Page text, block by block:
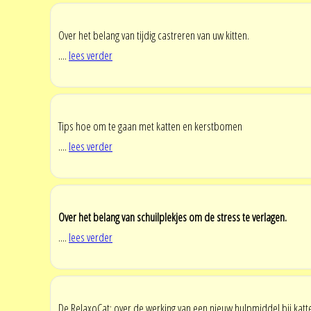
Over het belang van tijdig castreren van uw kitten.
.... lees verder
Tips hoe om te gaan met katten en kerstbomen
.... lees verder
Over het belang van schuilplekjes om de stress te verlagen.
.... lees verder